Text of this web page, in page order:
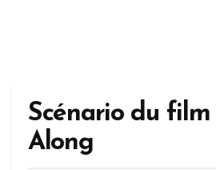
Scénario du film
Along